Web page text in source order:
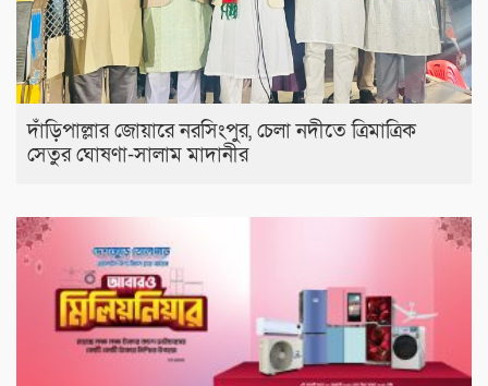
দাঁড়িপাল্লার জোয়ারে নরসিংপুর, চেলা নদীতে ত্রিমাত্রিক
সেতুর ঘোষণা-সালাম মাদানীর